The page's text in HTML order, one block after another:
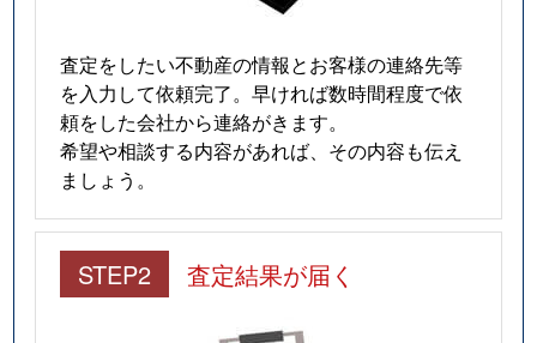
査定をしたい不動産の情報とお客様の連絡先等
を入力して依頼完了。早ければ数時間程度で依
頼をした会社から連絡がきます。
希望や相談する内容があれば、その内容も伝え
ましょう。
STEP2 査定結果が届く